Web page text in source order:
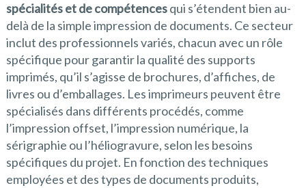
spécialités et de compétencesqui s’étendent bien au-
delà de la simple impression de documents. Ce secteur
inclut des professionnels variés, chacun avec un rôle
spécifique pour garantir la qualité des supports
imprimés, qu’il s’agisse de brochures, d’affiches, de
livres ou d’emballages. Les imprimeurs peuvent être
spécialisés dans différents procédés, comme
l’impression offset, l’impression numérique, la
sérigraphie ou l’héliogravure, selon les besoins
spécifiques du projet. En fonction des techniques
employées et des types de documents produits,